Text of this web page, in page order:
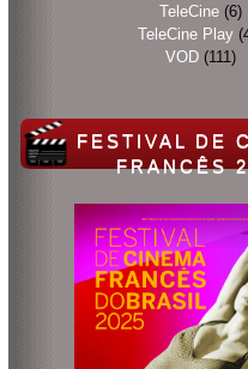
TeleCine (6)
TeleCine Play
VOD (111)
FESTIVAL DE
FRANCÊS